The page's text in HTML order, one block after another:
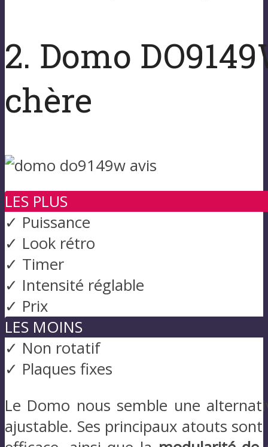
2. Domo
chère
LES PLUS
✓ Puissance
✓ Look rétro
✓ Timer
✓ Intensité réglable
✓ Prix
LES MOINS
✓ Non rotatif
✓ Plaques fixes
Le Domo nous semble une
ajustable. Ses principaux atouts